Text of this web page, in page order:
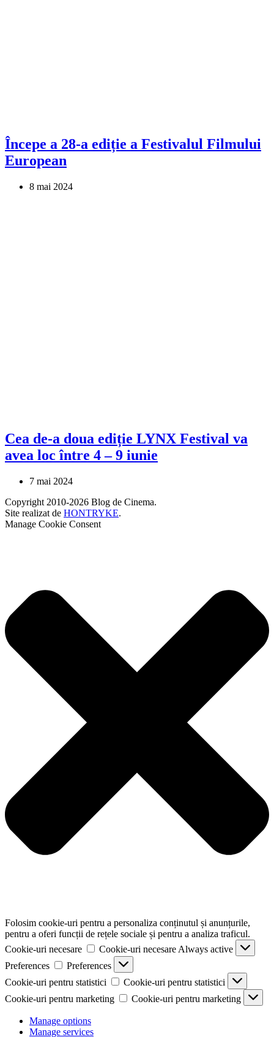
Începe a 28-a ediție a Festivalul Filmului
European
8 mai 2024
Cea de-a doua ediție LYNX Festival va
avea loc între 4 – 9 iunie
7 mai 2024
Copyright 2010-2026 Blog de Cinema.
Site realizat de HONTRYKE.
Manage Cookie Consent
Folosim cookie-uri pentru a personaliza conținutul și anunțurile,
pentru a oferi funcții de rețele sociale și pentru a analiza traficul.
Cookie-uri necesare
Cookie-uri necesare Always active
Preferences
Preferences
Cookie-uri pentru statistici
Cookie-uri pentru statistici
Cookie-uri pentru marketing
Cookie-uri pentru marketing
Manage options
Manage services